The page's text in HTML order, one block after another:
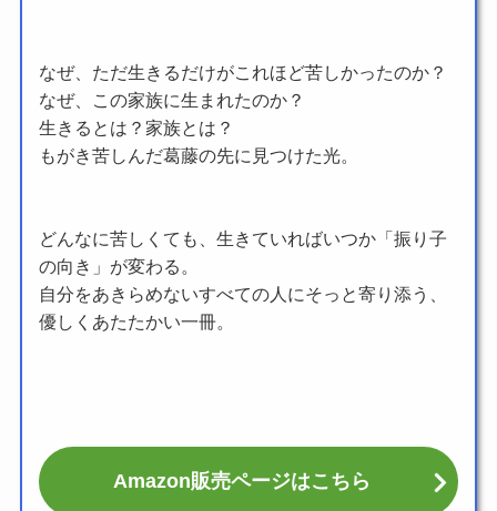
なぜ、ただ生きるだけがこれほど苦しかったのか？
なぜ、この家族に生まれたのか？
生きるとは？家族とは？
もがき苦しんだ葛藤の先に見つけた光。
どんなに苦しくても、生きていればいつか「振り子
の向き」が変わる。
自分をあきらめないすべての人にそっと寄り添う、
優しくあたたかい一冊。
Amazon販売ページはこちら